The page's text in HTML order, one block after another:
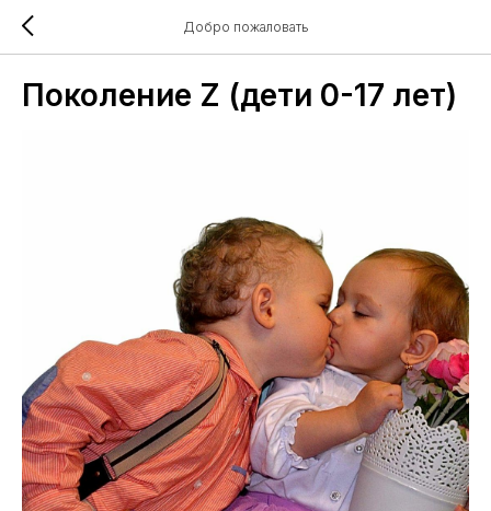
Добро пожаловать
Поколение Z (дети 0-17 лет)